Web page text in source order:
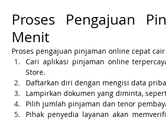
Proses Pengajuan
Menit
Proses pengajuan pinjaman online cepat
Cari aplikasi pinjaman online
Store.
Daftarkan diri dengan mengisi data
Lampirkan dokumen yang diminta,
Pilih jumlah pinjaman dan tenor
Pihak penyedia layanan akan